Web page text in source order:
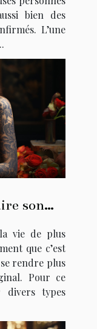
bien des
L’une
son
vie de plus
que c’est
rendre plus
Pour ce
divers types